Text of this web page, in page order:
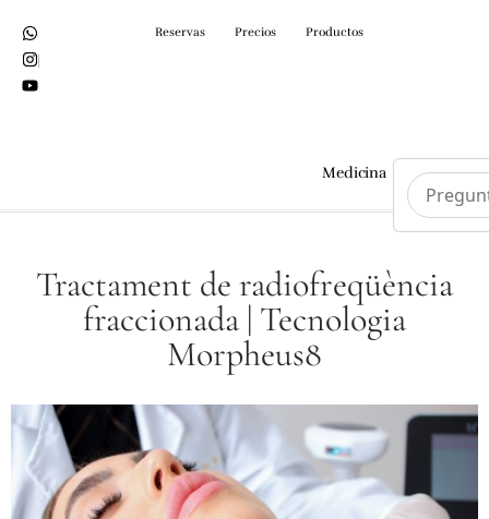
Reservas Precios Productos
Medicina
Tractament de radiofreqüència
fraccionada | Tecnologia
Morpheus8